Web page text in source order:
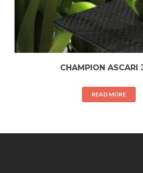
CHAMPION ASCARI
READ MORE